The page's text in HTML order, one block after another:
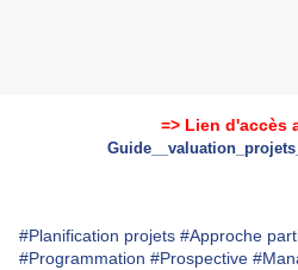
=> Lien d'accès
#Planification projets #Approche
#Programmation #Prospective